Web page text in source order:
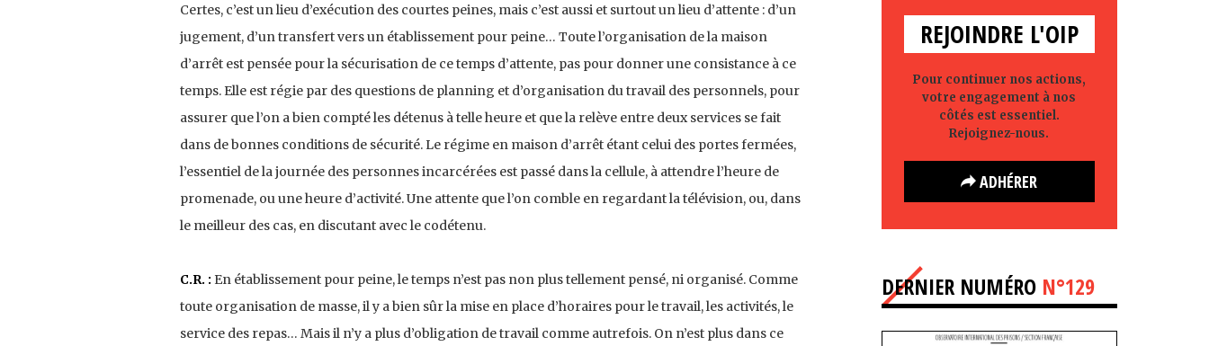
Certes, c’est un lieu d’exécution des courtes peines, mais c’est aussi et surtout un lieu d’attente : d’un
jugement, d’un transfert vers un établissement pour peine… Toute l’organisation de la maison
d’arrêt est pensée pour la sécurisation de ce temps d’attente, pas pour donner une consistance à ce
temps. Elle est régie par des questions de planning et d’organisation du travail des personnels, pour
assurer que l’on a bien compté les détenus à telle heure et que la relève entre deux services se fait
dans de bonnes conditions de sécurité. Le régime en maison d’arrêt étant celui des portes fermées,
l’essentiel de la journée des personnes incarcérées est passé dans la cellule, à attendre l’heure de
promenade, ou une heure d’activité. Une attente que l’on comble en regardant la télévision, ou, dans
le meilleur des cas, en discutant avec le codétenu.
C.R. : En établissement pour peine, le temps n’est pas non plus tellement pensé, ni organisé. Comme
toute organisation de masse, il y a bien sûr la mise en place d’horaires pour le travail, les activités, le
service des repas… Mais il n’y a plus d’obligation de travail comme autrefois. On n’est plus dans ce
REJOINDRE L'OIP
Pour continuer nos actions,
votre engagement à nos
côtés est essentiel.
Rejoignez-nous.
ADHÉRER
DERNIER NUMÉRO N°129